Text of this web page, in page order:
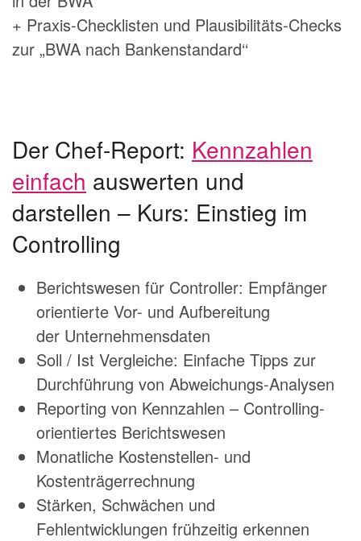
+ Praxis-Checklisten und Plausibilitäts-Checks
zur „BWA nach Bankenstandard‘‘
Der Chef-Report: Kennzahlen
einfach auswerten und
darstellen – Kurs: Einstieg im
Controlling
Berichtswesen für Controller: Empfänger
orientierte Vor- und Aufbereitung
der Unternehmensdaten
Soll / Ist Vergleiche: Einfache Tipps zur
Durchführung von Abweichungs-Analysen
Reporting von Kennzahlen – Controlling-
orientiertes Berichtswesen
Monatliche Kostenstellen- und
Kostenträgerrechnung
Stärken, Schwächen und
Fehlentwicklungen frühzeitig erkennen